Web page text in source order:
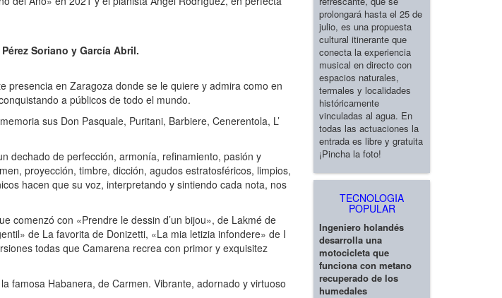
Soriano y García Abril.
en Zaragoza donde se le quiere y admira como en
a públicos de todo el mundo.
sus Don Pasquale, Puritani, Barbiere, Cenerentola, L’
dechado de perfección, armonía, refinamiento, pasión y
proyección, timbre, dicción, agudos estratosféricos, limpios,
hacen que su voz, interpretando y sintiendo cada nota, nos
comenzó con «Prendre le dessin d’un bijou», de Lakmé de
de La favorita de Donizetti, «La mia letizia infondere» de I
todas que Camarena recrea con primor y exquisitez
famosa Habanera, de Carmen. Vibrante, adornado y virtuoso
prolongará hasta el 25 de
julio, es una propuesta
cultural itinerante que
conecta la experiencia
musical en directo con
espacios naturales,
termales y localidades
históricamente
vinculadas al agua. En
todas las actuaciones la
entrada es libre y gratuita
¡Pincha la foto!
TECNOLOGIA
POPULAR
Ingeniero holandés
desarrolla una
motocicleta que
funciona con metano
recuperado de los
humedales